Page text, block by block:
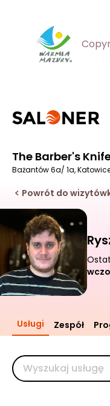
The Barber's
Bażantów 6a/ 1a,
Powrót do
Usługi Zespół